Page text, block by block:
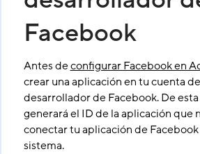
Facebook
Antes deconfigurar Facebook en
crear una aplicación en tu cuenta de
desarrollador de Facebook. De
generará el ID de la aplicación que
conectar tu aplicación de
sistema.